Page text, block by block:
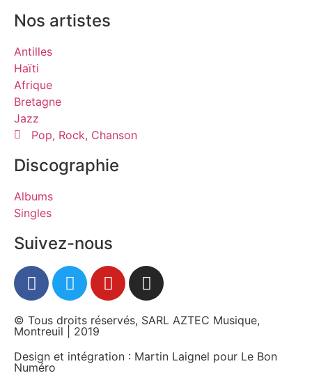
Nos artistes
Antilles
Haïti
Afrique
Bretagne
Jazz
Pop, Rock, Chanson
Discographie
Albums
Singles
Suivez-nous
© Tous droits réservés, SARL AZTEC Musique,
Montreuil | 2019
Design et intégration : Martin Laignel pour Le Bon
Numéro